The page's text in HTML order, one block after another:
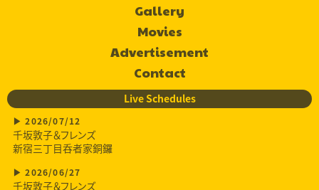
Gallery
Movies
Advertisement
Contact
Live Schedules
2026/07/12
千坂敦子＆フレンズ
新宿三丁目呑者家銅鑼
2026/06/27
千坂敦子＆フレンズ